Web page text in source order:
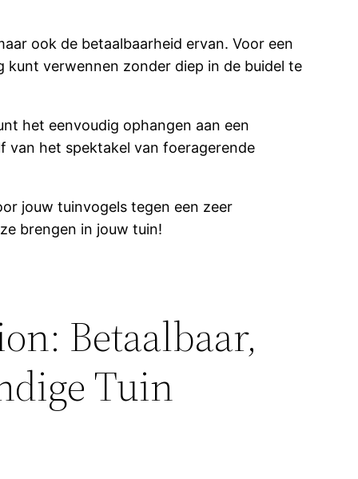
ook de betaalbaarheid ervan. Voor een
kunt verwennen zonder diep in de buidel te
het eenvoudig ophangen aan een
van het spektakel van foeragerende
jouw tuinvogels tegen een zeer
brengen in jouw tuin!
Betaalbaar,
Tuin